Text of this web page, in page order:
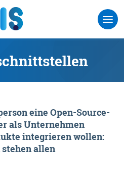
eine Open-Source-
als Unternehmen
integrieren wollen:
allen